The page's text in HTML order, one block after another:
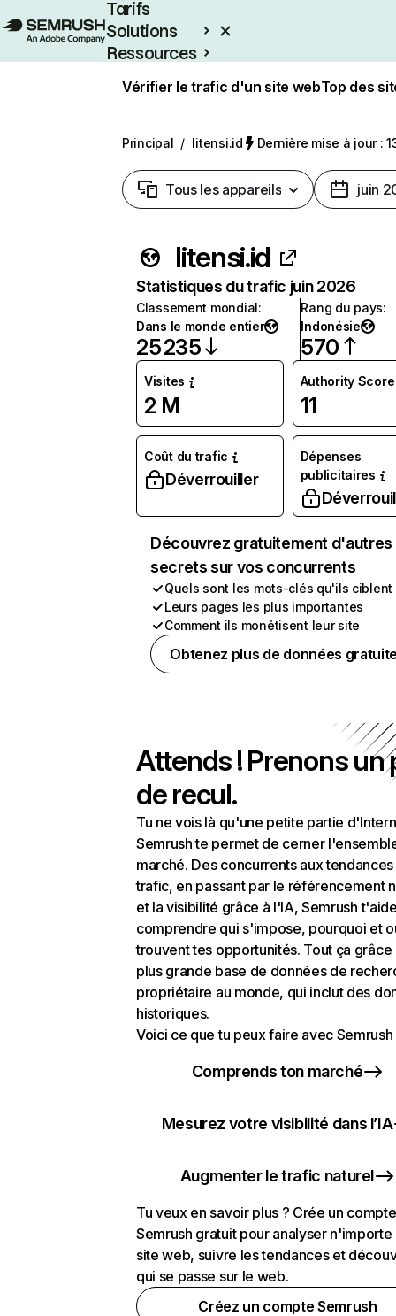
Tarifs
Solutions
Ressources
Vérifier le trafic d'un site webTop des
Principal / litensi.id Dernière mise à jour :
Tous les appareils juin
litensi.id
Statistiques du trafic juin 2026
Classement mondial:
Dans le monde entier
25 235
Rang du pays:
Indonésie
570
Visites
2 M
Authority Score
11
Coût du trafic
Déverrouiller
Dépenses
publicitaires
Découvrez gratuitement d'autres
secrets sur vos concurrents
Quels sont les mots-clés qu'ils ciblent
Leurs pages les plus importantes
Comment ils monétisent leur site
Obtenez plus de données
Attends ! Prenons un
de recul.
Tu ne vois là qu'une petite partie
Semrush te permet de cerner
marché. Des concurrents aux
trafic, en passant par le référencement
et la visibilité grâce à l'IA, Semrush
comprendre qui s'impose, pourquoi et
trouvent tes opportunités. Tout ça grâce
plus grande base de données de
propriétaire au monde, qui inclut des
historiques.
Voici ce que tu peux faire avec Semrush
Comprends ton marché
Mesurez votre visibilité dans l’IA
Augmenter le trafic naturel
Tu veux en savoir plus ? Crée un compte
Semrush gratuit pour analyser n'importe
site web, suivre les tendances et
qui se passe sur le web.
Créez un compte Semrush